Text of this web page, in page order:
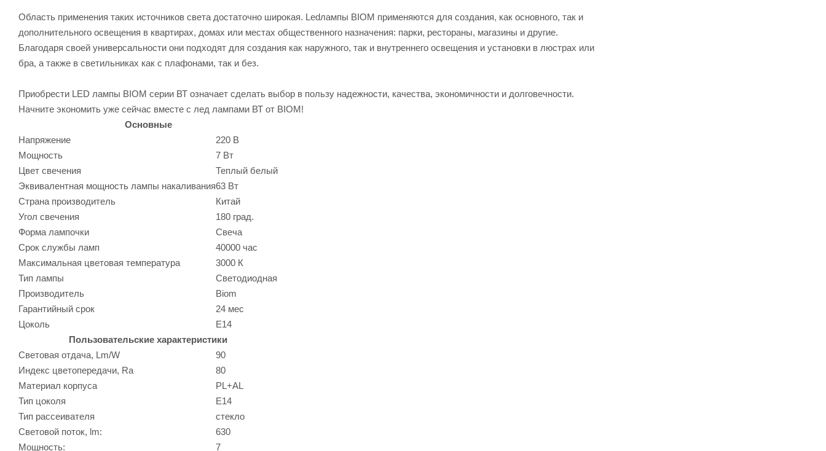
Область применения таких источников света достаточно широкая. Ledлампы BIOM применяются для создания, как основного, так и
дополнительного освещения в квартирах, домах или местах общественного назначения: парки, рестораны, магазины и другие.
Благодаря своей универсальности они подходят для создания как наружного, так и внутреннего освещения и установки в люстрах или
бра, а также в светильниках как с плафонами, так и без.
Приобрести LED лампы BIOM серии ВТ означает сделать выбор в пользу надежности, качества, экономичности и долговечности.
Начните экономить уже сейчас вместе с лед лампами ВТ от BIOM!
Основные
Напряжение
220 В
Мощность
7 Вт
Цвет свечения
Теплый белый
Эквивалентная мощность лампы накаливания63 Вт
Страна производитель
Китай
Угол свечения
180 град.
Форма лампочки
Свеча
Срок службы ламп
40000 час
Максимальная цветовая температура
3000 К
Тип лампы
Светодиодная
Производитель
Biom
Гарантийный срок
24 мес
Цоколь
E14
Пользовательские характеристики
Световая отдача, Lm/W
90
Индекс цветопередачи, Ra
80
Материал корпуса
PL+AL
Тип цоколя
E14
Тип рассеивателя
стекло
Световой поток, lm:
630
Мощность:
7